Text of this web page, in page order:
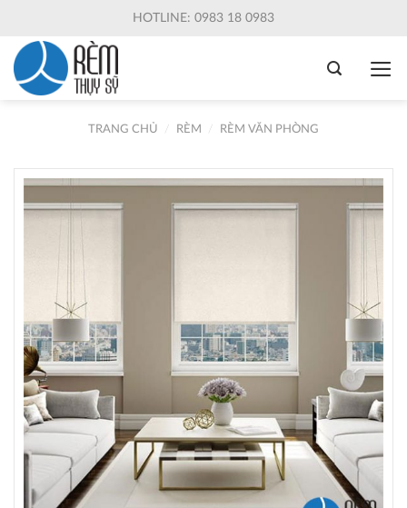
content
HOTLINE: 0983 18 0983
TRANG CHỦ RÈM RÈM VĂN PHÒNG